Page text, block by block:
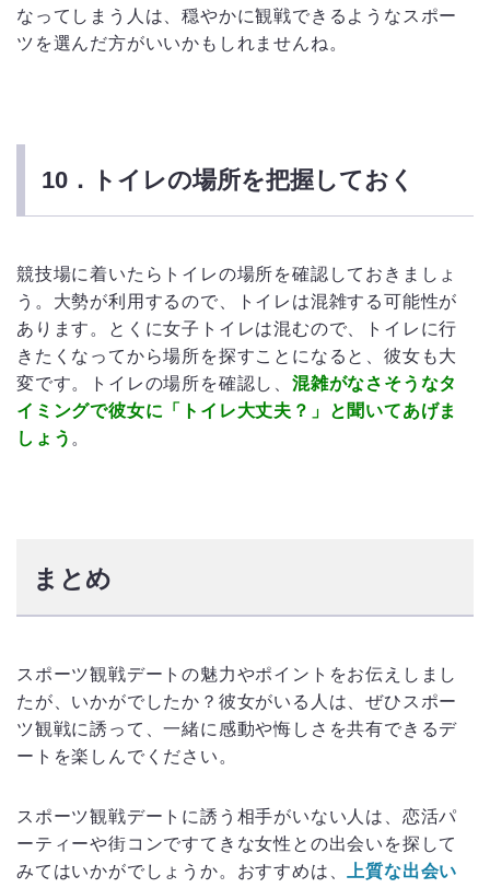
なってしまう人は、穏やかに観戦できるようなスポー
ツを選んだ方がいいかもしれませんね。
10．トイレの場所を把握しておく
競技場に着いたらトイレの場所を確認しておきましょ
う。大勢が利用するので、トイレは混雑する可能性が
あります。とくに女子トイレは混むので、トイレに行
きたくなってから場所を探すことになると、彼女も大
変です。トイレの場所を確認し、 混雑がなさそうなタ
イミングで彼女に「トイレ大丈夫？」と聞いてあげま
しょう 。
まとめ
スポーツ観戦デートの魅力やポイントをお伝えしまし
たが、いかがでしたか？彼女がいる人は、ぜひスポー
ツ観戦に誘って、一緒に感動や悔しさを共有できるデ
ートを楽しんでください。
スポーツ観戦デートに誘う相手がいない人は、恋活パ
ーティーや街コンですてきな女性との出会いを探して
みてはいかがでしょうか。おすすめは、
上質な出会い